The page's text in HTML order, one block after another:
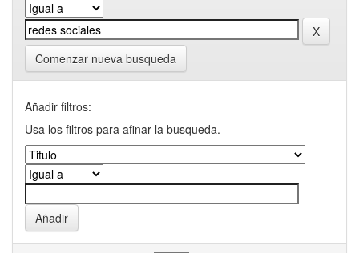
Comenzar nueva busqueda
Añadir filtros:
Usa los filtros para afinar la busqueda.